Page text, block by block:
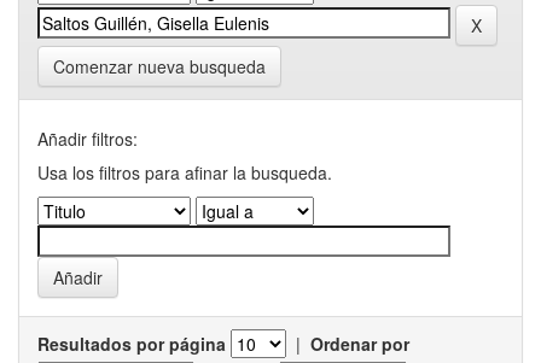
Comenzar nueva busqueda
Añadir filtros:
Usa los filtros para afinar la busqueda.
Resultados por página | Ordenar por